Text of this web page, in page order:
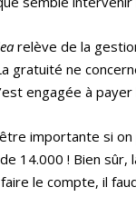
relève de la
gratuité ne
engagée à
importante si on
14.000 ! Bien
le compte, il